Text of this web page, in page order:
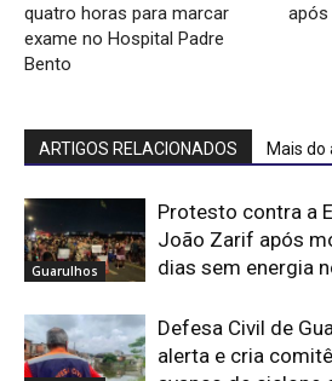
quatro horas para marcar
exame no Hospital Padre
Bento
após
ARTIGOS RELACIONADOS Mais do
Guarulhos
Protesto contra a
João Zarif após
dias sem energia
Defesa Civil de
alerta e cria